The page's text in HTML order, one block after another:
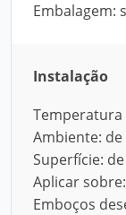
Embalagem:
Instalação
Temperatura
Ambiente: de
Superfície: de
Aplicar sobre:
Emboços